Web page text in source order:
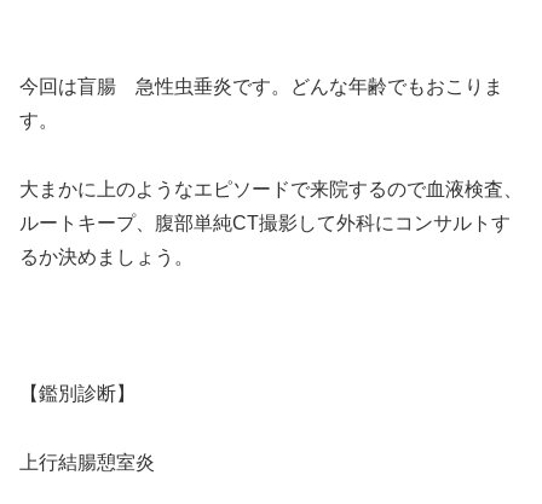
今回は盲腸 急性虫垂炎です。どんな年齢でもおこりま
す。
大まかに上のようなエピソードで来院するので血液検査、
ルートキープ、腹部単純CT撮影して外科にコンサルトす
るか決めましょう。
【鑑別診断】
上行結腸憩室炎